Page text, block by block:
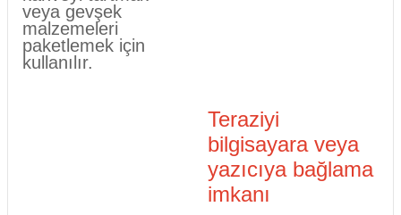
veya gevşek
malzemeleri
paketlemek için
kullanılır.
Teraziyi
bilgisayara veya
yazıcıya bağlama
imkanı